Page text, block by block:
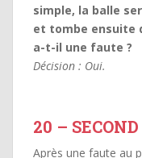
simple, la balle
et tombe ensuite
a-t-il une faute ?
Décision : Oui.
20 –
Après une faute au